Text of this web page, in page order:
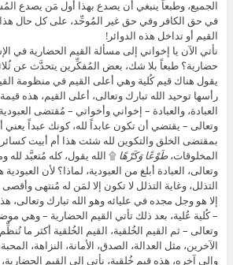
الجميع، وطبعاً ينبغي أن يصدع بهذا أول مَن يصدع
في حق الكافر وفي حق غير المُوحِّد، على كل حال
القيم أو تداخل هذه الدوائر!
نأتي الآن يا إخواني إلى مسألة القيم الحضارية في
حضارية؟ طبعاً بلا شك، بعض المُفكِّرين يتحدَّث عن
يقول هناك قيم كُلية وهي أعلى القيم في منظومة
رأسها توحيد الله تبارك وتعالى، أعلى القيم، هذه
العبادة، والعبادة – إخواني وأخواتي – مُقتضى
وتعالى – يقتضي أن تكون عابداً لله، كونك عبداً
بمقتضى الخلق والتكوين لله شئت هذا أم أبيت
المخلوقات،طَوْعًا وَكَرْهًا ۩ الله يقول، كله مُتعبَّد
وتعالى، العبادة أبلغ من العبودية، لماذا؟ لأن
التذلل، وغاية التذلل لا تكون إلا لمَن له مُنتهى وأقصى
إلا هو وجل مجده في عليائه وهو الله تبارك وتعالى،
– كُلية عُلية، بعد ذلك تأتي القيم الحضارية – وهي
وتعالى – ثم القيم الخُلقية، القيم الخُلقية أكثر ما
الآخرين، مثل العدالة، الصدق، الأمانة، النزاهة،
وإلى آخره، هذه قيم خُلقية، نأتي إلى القيم